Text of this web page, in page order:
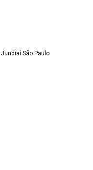
Jundiaí São Paulo